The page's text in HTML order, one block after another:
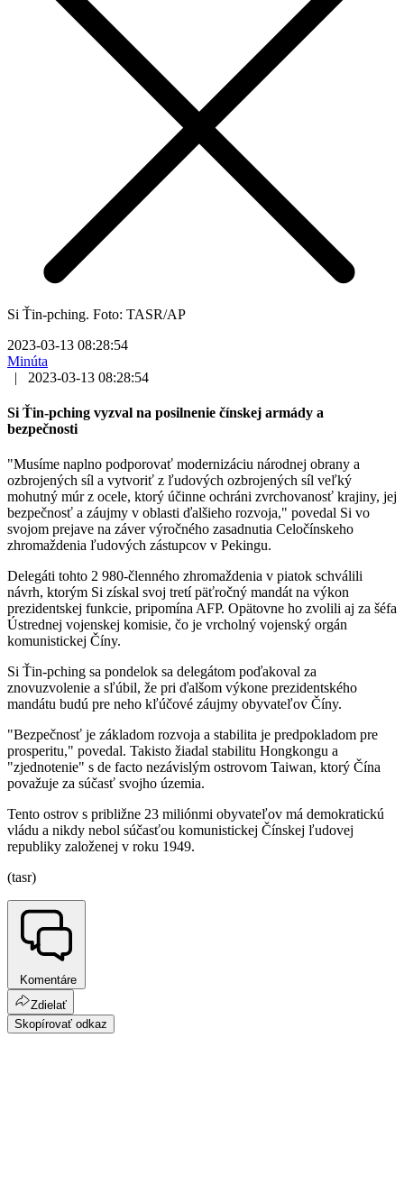
Si Ťin-pching. Foto: TASR/AP
2023-03-13 08:28:54
Minúta
|
2023-03-13 08:28:54
Si Ťin-pching vyzval na posilnenie čínskej armády a
bezpečnosti
"Musíme naplno podporovať modernizáciu národnej obrany a
ozbrojených síl a vytvoriť z ľudových ozbrojených síl veľký
mohutný múr z ocele, ktorý účinne ochráni zvrchovanosť krajiny, jej
bezpečnosť a záujmy v oblasti ďalšieho rozvoja," povedal Si vo
svojom prejave na záver výročného zasadnutia Celočínskeho
zhromaždenia ľudových zástupcov v Pekingu.
Delegáti tohto 2 980-členného zhromaždenia v piatok schválili
návrh, ktorým Si získal svoj tretí päťročný mandát na výkon
prezidentskej funkcie, pripomína AFP. Opätovne ho zvolili aj za šéfa
Ústrednej vojenskej komisie, čo je vrcholný vojenský orgán
komunistickej Číny.
Si Ťin-pching sa pondelok sa delegátom poďakoval za
znovuzvolenie a sľúbil, že pri ďalšom výkone prezidentského
mandátu budú pre neho kľúčové záujmy obyvateľov Číny.
"Bezpečnosť je základom rozvoja a stabilita je predpokladom pre
prosperitu," povedal. Takisto žiadal stabilitu Hongkongu a
"zjednotenie" s de facto nezávislým ostrovom Taiwan, ktorý Čína
považuje za súčasť svojho územia.
Tento ostrov s približne 23 miliónmi obyvateľov má demokratickú
vládu a nikdy nebol súčasťou komunistickej Čínskej ľudovej
republiky založenej v roku 1949.
(tasr)
Komentáre
Zdielať
Skopírovať odkaz